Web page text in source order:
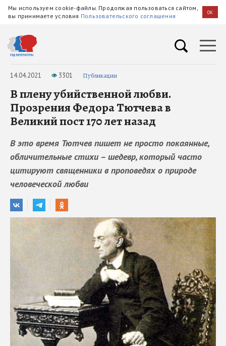
Мы используем cookie-файлы. Продолжая пользоваться сайтом,
вы принимаете условия Пользовательского соглашения OK
14.04.2021 3301 Публикации
В плену убийственной любви.
Прозрения Федора Тютчева в
Великий пост 170 лет назад
В это время Тютчев пишет не просто покаянные,
обличительные стихи – шедевр, который часто
цитируют священники в проповедях о природе
человеческой любви